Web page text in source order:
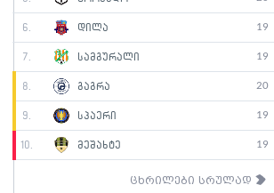
6. დილა 19
7. სამგურალი 19
8. გაგრა 20
9. სპაერი 19
10. მეშახტე 19
ცხრილები სრულად